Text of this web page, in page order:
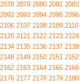
2078 2079 2080 2081 2082
2092 2093 2094 2095 2096
2106 2107 2108 2109 2110
2120 2121 2122 2123 2124
2134 2135 2136 2137 2138
2148 2149 2150 2151 2152
2162 2163 2164 2165 2166
2176 2177 2178 2179 2180